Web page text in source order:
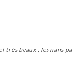
très beaux , les nans